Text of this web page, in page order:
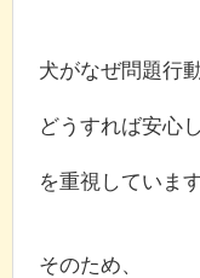
犬がなぜ問題行
どうすれば安心
を重視しています
そのため、